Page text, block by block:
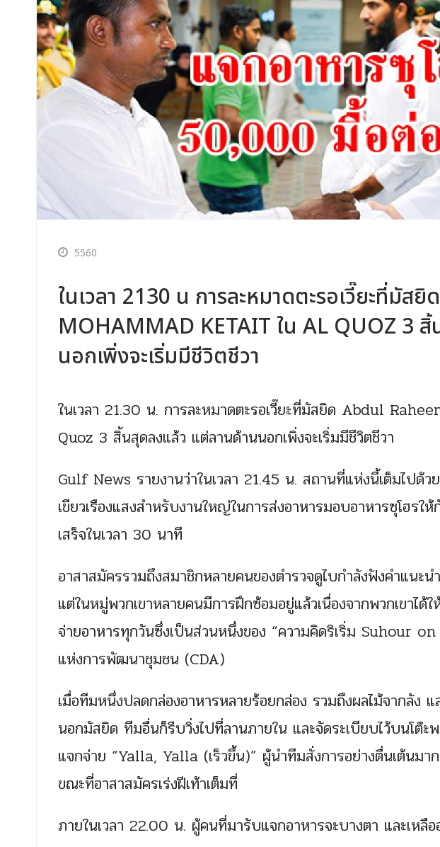
5560
ในเวลา 2130 น การละหมาดตะรอเวี๊ยะที่มัส
MOHAMMAD KETAIT ใน AL QUOZ 3
นอกเพิ่งจะเริ่มมีชีวิตชีวา
ในเวลา 21.30 น. การละหมาดตะรอเวี๊ยะที่มัสยิด Abdul
Quoz 3 สิ้นสุดลงแล้ว แต่ลานด้านนอกเพิ่งจะเริ่มมีชีวิตชีวา
Gulf News รายงานว่าในเวลา 21.45 น. สถานที่แห่งนี้เต็มไปด้ว
เขียวเรืองแสงสำหรับงานใหญ่ในการส่งอาหารมอบอาหารซุโฮร
เสร็จในเวลา 30 นาที
อาสาสมัครรวมถึงสมาชิกหลายคนของตำรวจดูไบกำลังฟังคำแนะ
แต่ในหมู่พวกเขาหลายคนมีการฝึกซ้อมอยู่แล้วเนื่องจากพวกเขาได้
จ่ายอาหารทุกวันซึ่งเป็นส่วนหนึ่งของ “ความคิดริเริ่ม Suhour on
แห่งการพัฒนาชุมชน (CDA)
เมื่อทีมหนึ่งปลดกล่องอาหารหลายร้อยกล่อง รวมถึงผลไม้จากลัง
นอกมัสยิด ทีมอื่นก็รีบวิ่งไปที่ลานภายใน และจัดระเบียบไว้บนโต๊ะ
แจกจ่าย “Yalla, Yalla (เร็วขึ้น)” ผู้นำทีมสั่งการอย่างตื่นเต้นมา
ขณะที่อาสาสมัครเร่งฝีเท้าเต็มที่
ภายในเวลา 22.00 น. ผู้คนที่มารับแจกอาหารจะบางตา และเหลื